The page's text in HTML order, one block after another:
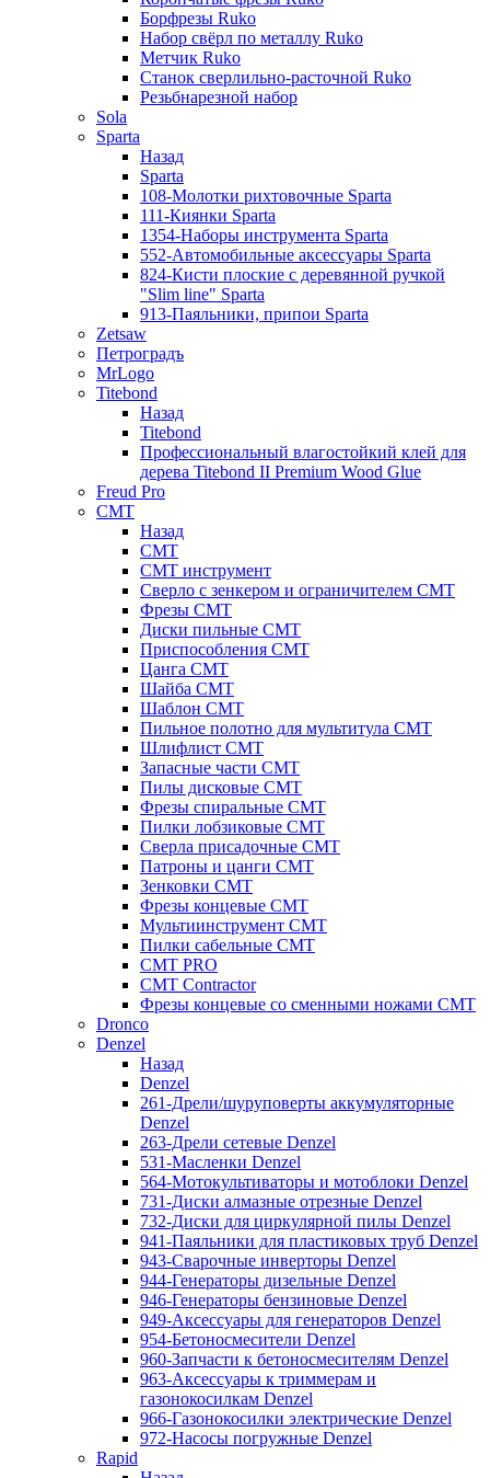
Борфрезы Ruko
Набор свёрл по металлу Ruko
Метчик Ruko
Станок сверлильно-расточной Ruko
Резьбнарезной набор
Sola
Sparta
Назад
Sparta
108-Молотки рихтовочные Sparta
111-Киянки Sparta
1354-Наборы инструмента Sparta
552-Автомобильные аксессуары Sparta
824-Кисти плоские с деревянной ручкой
"Slim line" Sparta
913-Паяльники, припои Sparta
Zetsaw
Петроградъ
MrLogo
Titebond
Назад
Titebond
Профессиональный влагостойкий клей для
дерева Titebond II Premium Wood Glue
Freud Pro
CMT
Назад
CMT
CMT инструмент
Сверло с зенкером и ограничителем CMT
Фрезы CMT
Диски пильные CMT
Приспособления СМТ
Цанга CMT
Шайба CMT
Шаблон CMT
Пильное полотно для мультитула CMT
Шлифлист CMT
Запасные части CMT
Пилы дисковые CMT
Фрезы спиральные CMT
Пилки лобзиковые СМТ
Сверла присадочные СМТ
Патроны и цанги CMT
Зенковки СМТ
Фрезы концевые CMT
Мультиинструмент СМТ
Пилки сабельные СМТ
CMT PRO
CMT Contractor
Фрезы концевые со сменными ножами CMT
Dronco
Denzel
Назад
Denzel
261-Дрели/шуруповерты аккумуляторные
Denzel
263-Дрели сетевые Denzel
531-Масленки Denzel
564-Мотокультиваторы и мотоблоки Denzel
731-Диски алмазные отрезные Denzel
732-Диски для циркулярной пилы Denzel
941-Паяльники для пластиковых труб Denzel
943-Сварочные инверторы Denzel
944-Генераторы дизельные Denzel
946-Генераторы бензиновые Denzel
949-Аксессуары для генераторов Denzel
954-Бетоносмесители Denzel
960-Запчасти к бетоносмесителям Denzel
963-Аксессуары к триммерам и
газонокосилкам Denzel
966-Газонокосилки электрические Denzel
972-Насосы погружные Denzel
Rapid